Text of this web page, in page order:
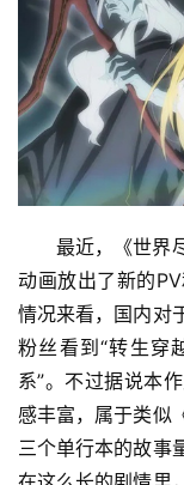
最近，《世界
动画放出了新的
情况来看，国内对
粉丝看到“转生穿
系”。不过据说本
感丰富，属于类似
三个单行本的故事